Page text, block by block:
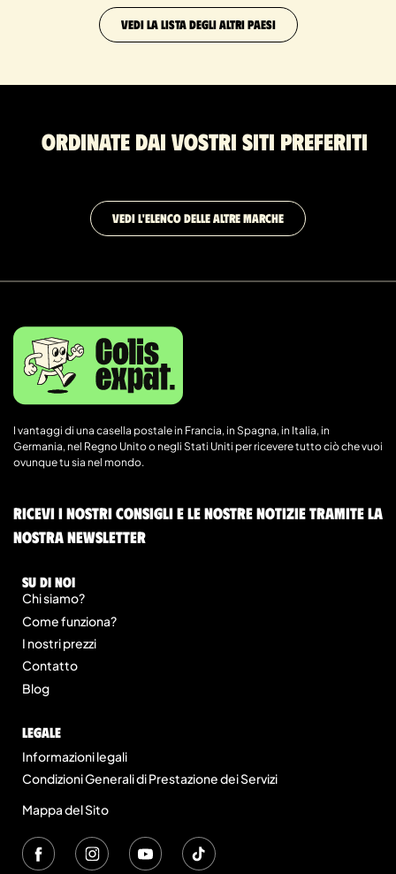
VEDI LA LISTA DEGLI ALTRI PAESI
Ordinate dai vostri siti preferiti
VEDI L'ELENCO DELLE ALTRE MARCHE
I vantaggi di una casella postale in Francia, in Spagna, in Italia, in
Germania, nel Regno Unito o negli Stati Uniti per ricevere tutto ciò che vuoi
ovunque tu sia nel mondo.
Ricevi i nostri consigli e le nostre notizie tramite la
nostra newsletter
Su di noi
Chi siamo?
Come funziona?
I nostri prezzi
Contatto
Blog
legale
Informazioni legali
Condizioni Generali di Prestazione dei Servizi
Mappa del Sito